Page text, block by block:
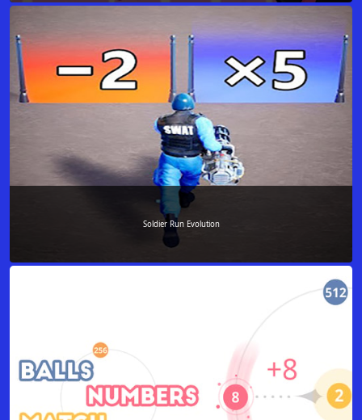
Soldier Run Evolution